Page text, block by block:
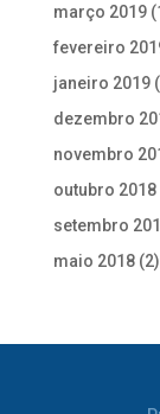
março 2019
fevereiro
janeiro 2019
dezembro
novembro
outubro 2018
setembro
maio 2018(2)